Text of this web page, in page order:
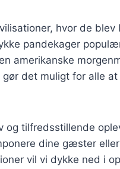
hvor de blev
pandekager
amerikanske
det muligt for alle
og tilfredsstillende
dine gæster
vil vi dykke ned i